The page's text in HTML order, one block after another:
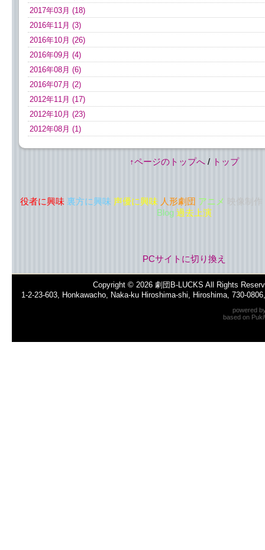
2017年03月 (18)
2016年11月 (3)
2016年10月 (26)
2016年09月 (4)
2016年08月 (6)
2016年07月 (2)
2012年11月 (17)
2012年10月 (23)
2012年08月 (1)
↑ページのトップへ/ トップ
役者に興味 裏方に興味 声優に興味 人形劇団 アニメ
映像制作
Blog 過去上演
PCサイトに切り換え
Copyright © 2026 劇団B-LUCKS All Rights
1-2-23-603, Honkawacho, Naka-ku Hiroshima-shi, Hiroshima, 730-
powered
based on